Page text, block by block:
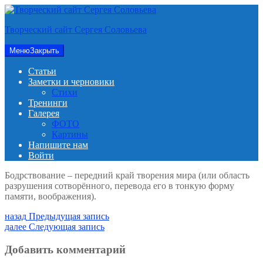
Перейти
содержимому
Творческий сайт Сергея Соловьева
МенюЗакрыть
Статьи
Заметки и черновики
Стихи
Тренинги
Галерея
ФОТО
Картины
Напишите нам
Войти
Бодрствование – передний край творения мира (или область
разрушения сотворённого, перевода его в тонкую форму
памяти, воображения).
Навигация
по
записям
назад Предыдущая
запись:
Предыдущая запись
далее Следующая
Следующая запись
Добавить комментарий